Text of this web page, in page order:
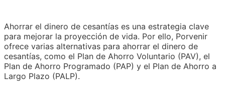
Ahorrar el dinero de cesantías es una estrategia clave
para mejorar la proyección de vida. Por ello, Porvenir
ofrece varias alternativas para ahorrar el dinero de
cesantías, como el Plan de Ahorro Voluntario (PAV), el
Plan de Ahorro Programado (PAP) y el Plan de Ahorro a
Largo Plazo (PALP).